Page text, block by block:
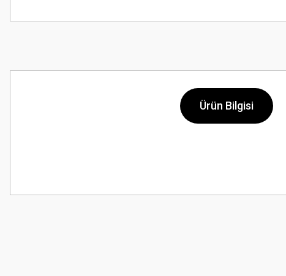
Ürün Bilgisi